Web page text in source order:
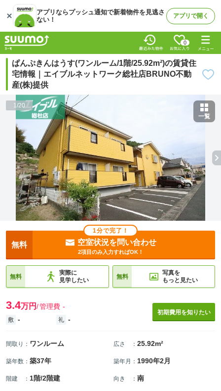
アプリならプッシュ通知で新着物件を見逃さ
ない！
アプリで開く
0
ぱんぷきんはうす(ワンルーム/1階/25.92m²)の賃貸住
宅情報｜エイブルネットワーク総社店BRUNO不動
産(株)提供
1/20
一覧
1分で完了！
無料 空室状況を問い合わせ
2項目のみ入力すればOK！
無料
実際に
見学したい
無料
写真を
もっと見たい
3.4万円 管理費 -
敷 - 礼 -
初期費用を知りたい
間取り ： ワンルーム 広さ ： 25.92m²
築年数 ： 築37年 築年月 ： 1990年2月
階建 ： 1階/2階建 向き ： 南